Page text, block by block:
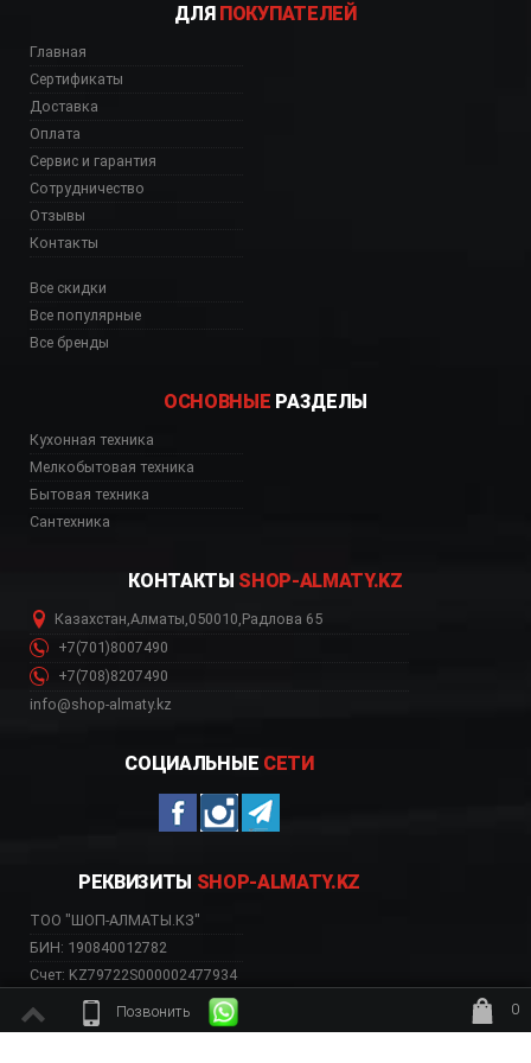
Позвонить
0
ждёт заказ
ДЛЯ ПОКУПАТЕЛЕЙ
Главная
Сертификаты
Доставка
Оплата
Сервис и гарантия
Сотрудничество
Отзывы
Контакты
Все скидки
Все популярные
Все бренды
ОСНОВНЫЕ РАЗДЕЛЫ
Кухонная техника
Мелкобытовая техника
Бытовая техника
Сантехника
КОНТАКТЫ SHOP-ALMATY.KZ
Казахстан,Алматы,050010,Радлова 65
+7(701)8007490
+7(708)8207490
info@shop-almaty.kz
СОЦИАЛЬНЫЕ СЕТИ
РЕКВИЗИТЫ SHOP-ALMATY.KZ
ТОО "ШОП-АЛМАТЫ.КЗ"
БИН: 190840012782
Счет: KZ79722S000002477934
Банк: АО «Kaspi Bank»
БИК: CASPKZKA